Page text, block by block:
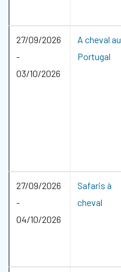
27/09/2026
-
03/10/2026
A cheval au
Portugal
27/09/2026
-
04/10/2026
Safaris à
cheval